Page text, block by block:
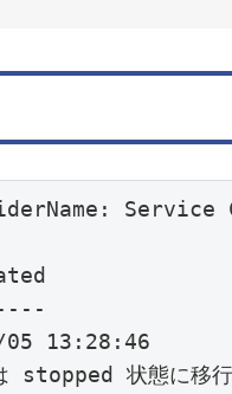
05 13:28:46
スは